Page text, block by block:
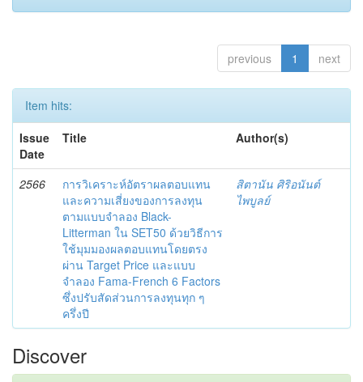
previous 1 next
Item hits:
Issue
Date
Title Author(s)
2566
การวิเคราะห์อัตราผลตอบแทน
และความเสี่ยงของการลงทุน
ตามแบบจำลอง Black-
Litterman ใน SET50 ด้วยวิธีการ
ใช้มุมมองผลตอบแทนโดยตรง
ผ่าน Target Price และแบบ
จำลอง Fama-French 6 Factors
ซึ่งปรับสัดส่วนการลงทุนทุก ๆ
ครึ่งปี
สิตานัน ศิริอนันต์
ไพบูลย์
Discover